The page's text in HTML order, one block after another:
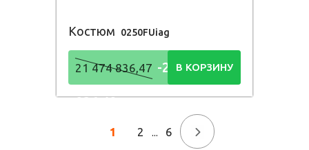
Костюм 0250FUiag
21 474 836,47 -21 474
836,48Р
В КОРЗИНУ
1 2 ... 6 →